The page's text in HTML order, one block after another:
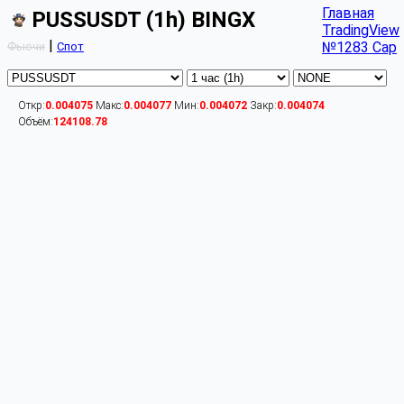
PUSSUSDT (1h) BINGX
Фьючи | Спот
Главная
TradingView
№1283 Cap
Откр:0.004075 Макс:0.004077 Мин:0.004072 Закр:0.004074
Объём:124108.78